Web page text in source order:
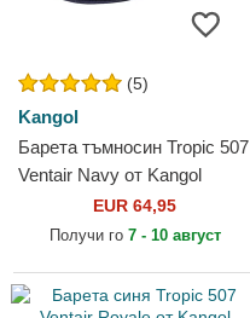
(5)
Kangol
Барета тъмносин Tropic 507
Ventair Navy от Kangol
EUR 64,95
Получи го 7 - 10 август